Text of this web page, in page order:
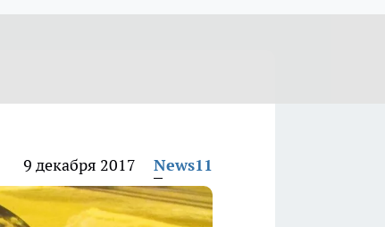
9 декабря 2017 News11